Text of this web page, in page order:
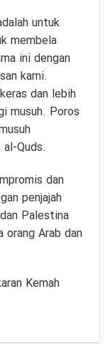
untuk
membela
ini dengan
kami.
dan lebih
musuh. Poros
Quds.
dan
penjajah
Palestina
Arab dan
Kemah